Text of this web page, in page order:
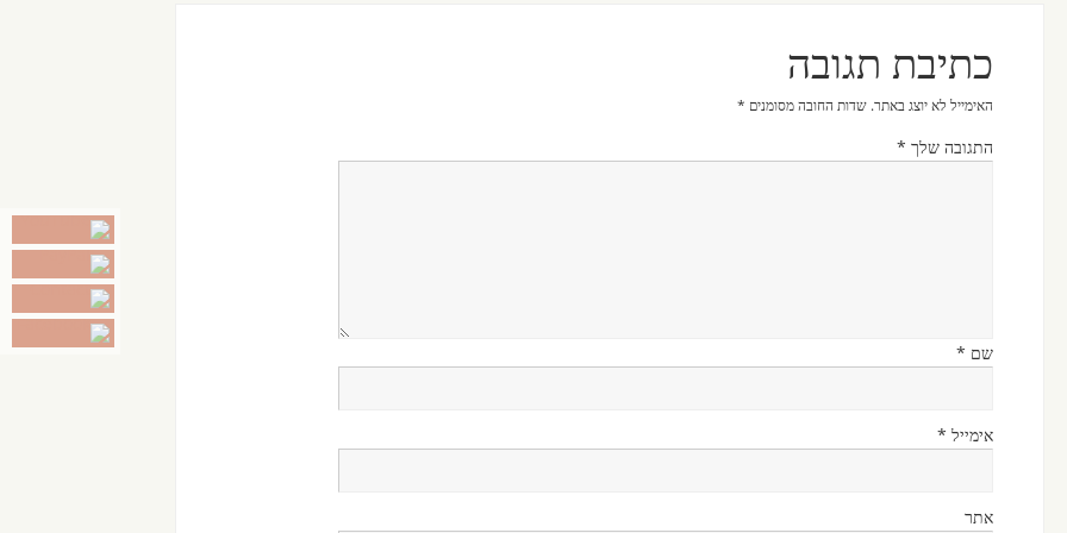
כתיבת תגובה
האימייל לא יוצג באתר. שדות החובה מסומנים *
התגובה שלך *
שם *
אימייל *
אתר